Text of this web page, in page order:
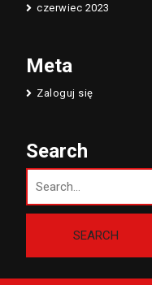
czerwiec 2023
Meta
Zaloguj się
Search